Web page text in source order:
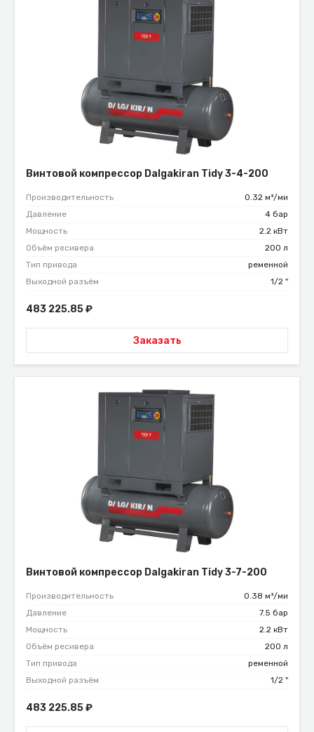
Винтовой компрессор Dalgakiran Tidy 3-4-200
Производительность
0.32 м³/ми
Давление
4 бар
Мощность
2.2 кВт
Объём ресивера
200 л
Тип привода
ременной
Выходной разъём
1/2 "
483 225.85₽
Заказать
Винтовой компрессор Dalgakiran Tidy 3-7-200
Производительность
0.38 м³/ми
Давление
7.5 бар
Мощность
2.2 кВт
Объём ресивера
200 л
Тип привода
ременной
Выходной разъём
1/2 "
483 225.85₽